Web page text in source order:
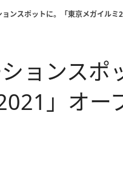
ンスポットに。「東京メガイルミ
ョンスポ
」オー